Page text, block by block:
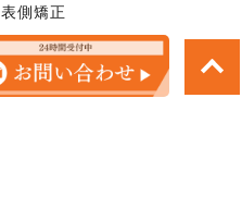
表側矯正
マウスピース矯正
部分矯正